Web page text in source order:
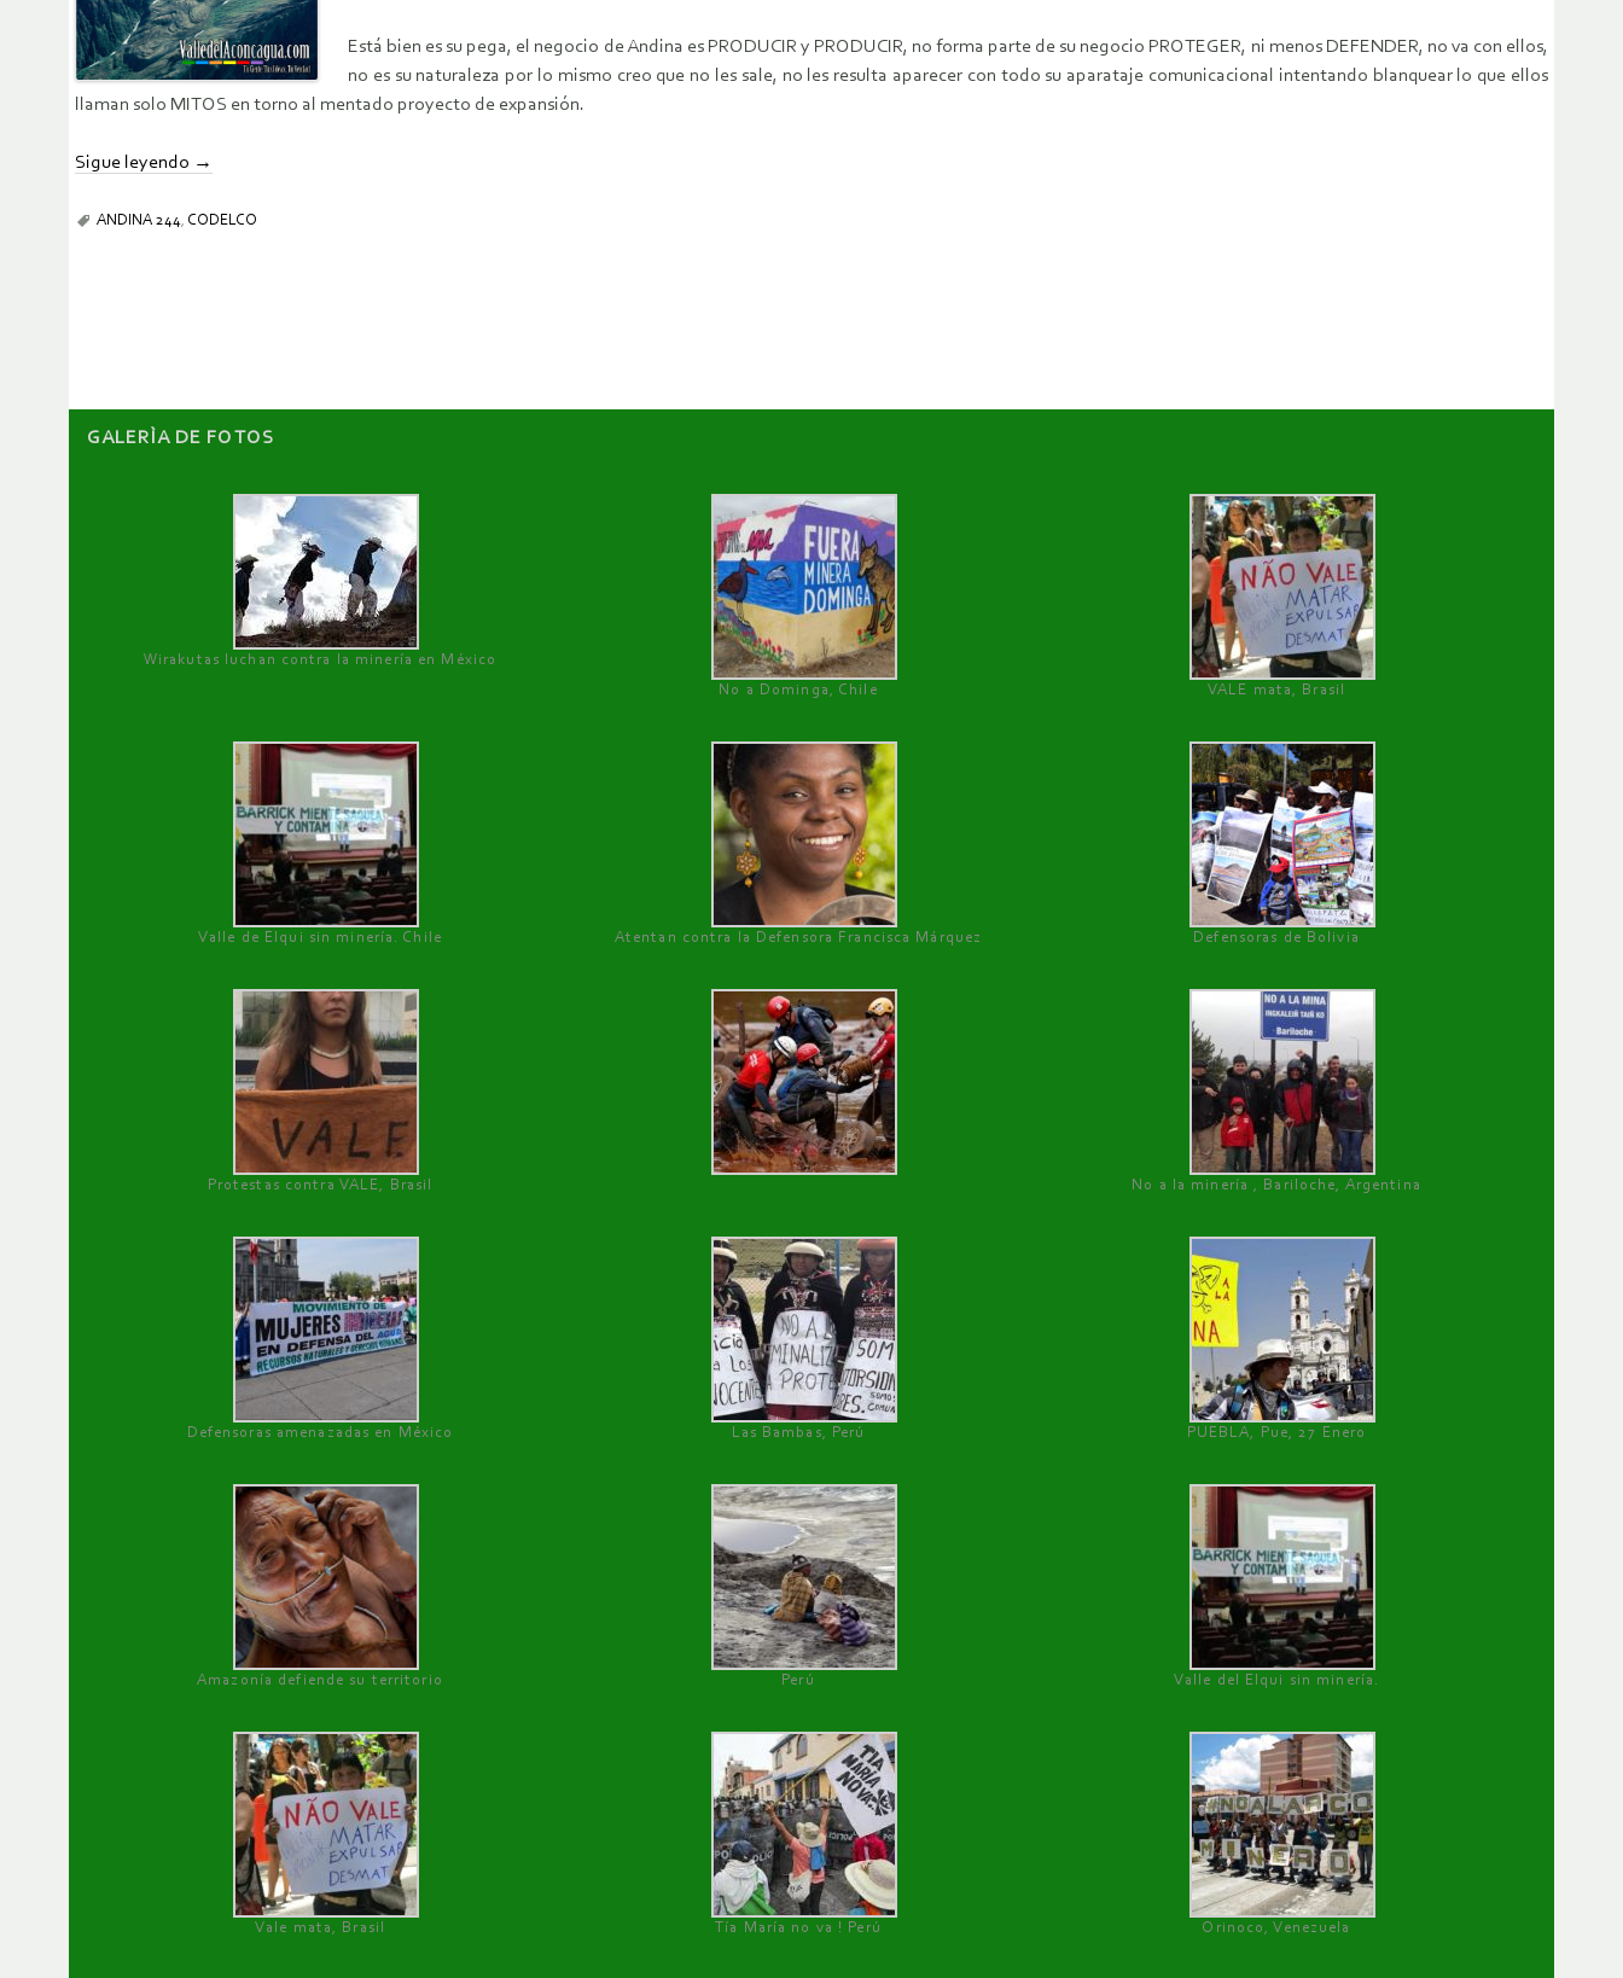
Está bien es su pega, el negocio de Andina es PRODUCIR y PRODUCIR, no forma parte de su negocio PROTEGER, ni menos DEFENDER, no va con ellos,
no es su naturaleza por lo mismo creo que no les sale, no les resulta aparecer con todo su aparataje comunicacional intentando blanquear lo que ellos
llaman solo MITOS en torno al mentado proyecto de expansión.
Sigue leyendo →
ANDINA 244 CODELCO
GALERÌA DE FOTOS
Wirakutas luchan contra la minería en México
No a Dominga, Chile
VALE mata, Brasil
Valle de Elqui sin minería. Chile Atentan contra la Defensora Francisca Márquez Defensoras de Bolivia
Protestas contra VALE, Brasil No a la minería , Bariloche, Argentina
Defensoras amenazadas en México Las Bambas, Perú PUEBLA, Pue, 27 Enero
Amazonía defiende su territorio Perú Valle del Elqui sin minería.
Vale mata, Brasil Tía María no va ! Perú Orinoco, Venezuela